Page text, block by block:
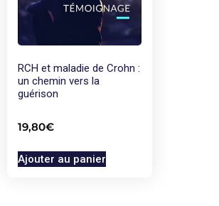
RCH et maladie de Crohn :
un chemin vers la
guérison
19,80€
Ajouter au panier